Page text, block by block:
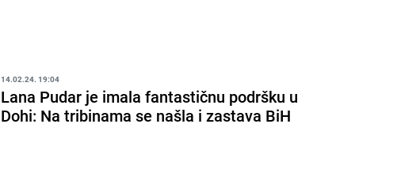
14.02.24. 19:04
Lana Pudar je imala fantastičnu podršku u
Dohi: Na tribinama se našla i zastava BiH